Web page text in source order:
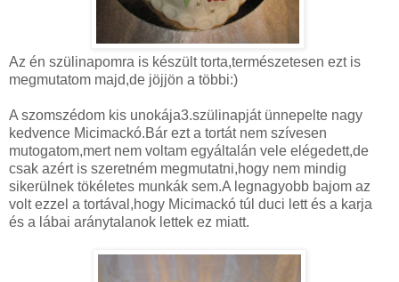
Az én szülinapomra is készült torta,természetesen ezt is
megmutatom majd,de jöjjön a többi:)
A szomszédom kis unokája3.szülinapját ünnepelte nagy
kedvence Micimackó.Bár ezt a tortát nem szívesen
mutogatom,mert nem voltam egyáltalán vele elégedett,de
csak azért is szeretném megmutatni,hogy nem mindig
sikerülnek tökéletes munkák sem.A legnagyobb bajom az
volt ezzel a tortával,hogy Micimackó túl duci lett és a karja
és a lábai aránytalanok lettek ez miatt.